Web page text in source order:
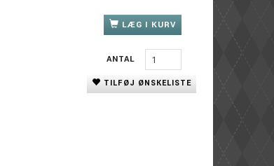
LÆG I KURV
ANTAL
TILFØJ ØNSKELISTE